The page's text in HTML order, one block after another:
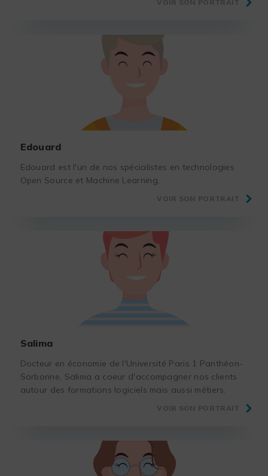
VOIR SON PORTRAIT
Edouard
Edouard est l'un de nos spécialistes en technologies
Open Source et Machine Learning.
VOIR SON PORTRAIT
Salima
Docteur en économie de l'Université Paris 1 Panthéon-
Sorbonne, Salima a coeur d'accompagner nos clients
autour des formations logiciels mais aussi métiers.
VOIR SON PORTRAIT